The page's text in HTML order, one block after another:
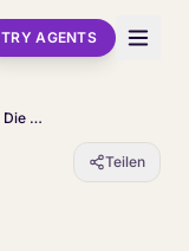
TRY AGENTS
Pro-Lösung oder Pro-Token: Die CX-KI-Preisfrage, die Ihr Anbieter lieber nicht beantworten möchte
Teilen